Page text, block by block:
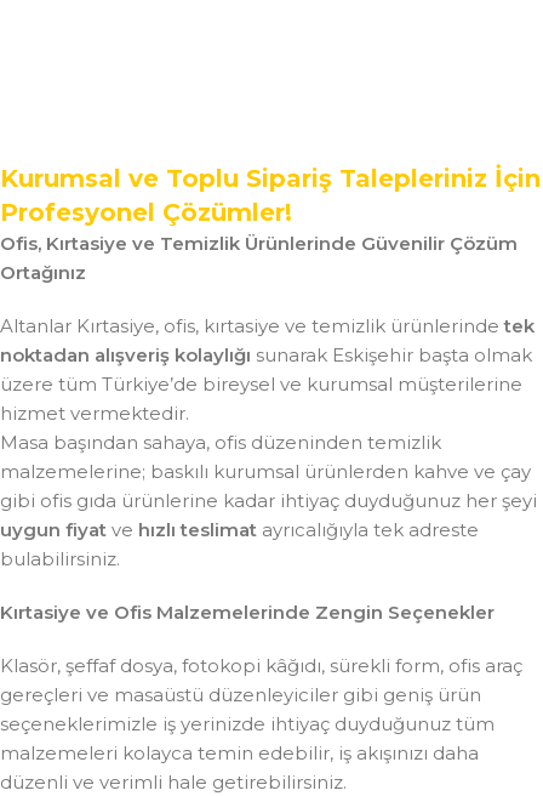
Kurumsal ve Toplu Sipariş Talepleriniz İçin
Profesyonel Çözümler!
Ofis, Kırtasiye ve Temizlik Ürünlerinde Güvenilir Çözüm
Ortağınız
Altanlar Kırtasiye, ofis, kırtasiye ve temizlik ürünlerindetek
noktadan alışveriş kolaylığı sunarak Eskişehir başta olmak
üzere tüm Türkiye’de bireysel ve kurumsal müşterilerine
hizmet vermektedir.
Masa başından sahaya, ofis düzeninden temizlik
malzemelerine; baskılı kurumsal ürünlerden kahve ve çay
gibi ofis gıda ürünlerine kadar ihtiyaç duyduğunuz her şeyi
uygun fiyat ve hızlı teslimat ayrıcalığıyla tek adreste
bulabilirsiniz.
Kırtasiye ve Ofis Malzemelerinde Zengin Seçenekler
Klasör, şeffaf dosya, fotokopi kâğıdı, sürekli form, ofis araç
gereçleri ve masaüstü düzenleyiciler gibi geniş ürün
seçeneklerimizle iş yerinizde ihtiyaç duyduğunuz tüm
malzemeleri kolayca temin edebilir, iş akışınızı daha
düzenli ve verimli hale getirebilirsiniz.